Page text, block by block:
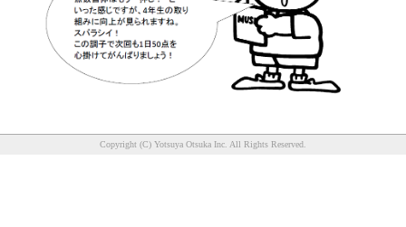
Copyright (C) Yotsuya Otsuka Inc. All Rights Reserved.